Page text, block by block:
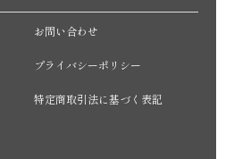
お問い合わせ
プライバシーポリシー
特定商取引法に基づく表記